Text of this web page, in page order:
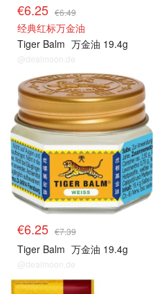
€6.25 €6.49
经典红标万金油
Tiger Balm 万金油 19.4g
@dealmoon.de
€6.25 €7.39
Tiger Balm 万金油 19.4g
@dealmoon.de